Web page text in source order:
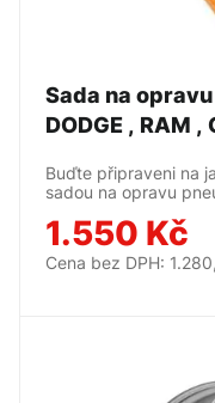
Sada na opravu
DODGE , RAM , CHEVROLET, CADILLAC ,
Buďte připraveni na
sadou na opravu
1.550 Kč
Cena bez DPH: